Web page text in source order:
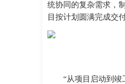
统协同的复杂需求，
目按计划圆满完成交付
“从项目启动到